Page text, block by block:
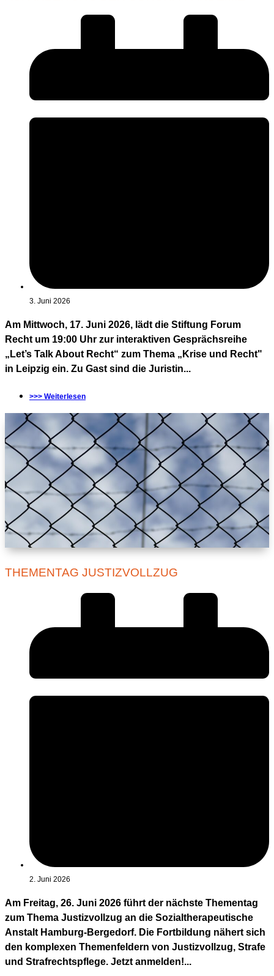
3. Juni 2026
Am Mittwoch, 17. Juni 2026, lädt die Stiftung Forum
Recht um 19:00 Uhr zur interaktiven Gesprächsreihe
„Let’s Talk About Recht“ zum Thema „Krise und Recht"
in Leipzig ein. Zu Gast sind die Juristin...
>>> Weiterlesen
THEMENTAG JUSTIZVOLLZUG
2. Juni 2026
Am Freitag, 26. Juni 2026 führt der nächste Thementag
zum Thema Justizvollzug an die Sozialtherapeutische
Anstalt Hamburg-Bergedorf. Die Fortbildung nähert sich
den komplexen Themenfeldern von Justizvollzug, Strafe
und Strafrechtspflege. Jetzt anmelden!...